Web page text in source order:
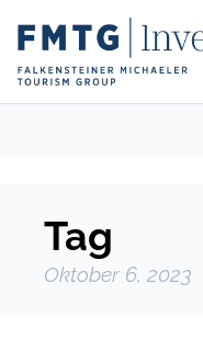
Tag
Oktober 6, 2023